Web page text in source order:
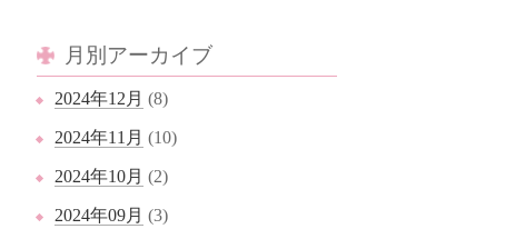
月別アーカイブ
2024年12月 (8)
2024年11月 (10)
2024年10月 (2)
2024年09月 (3)